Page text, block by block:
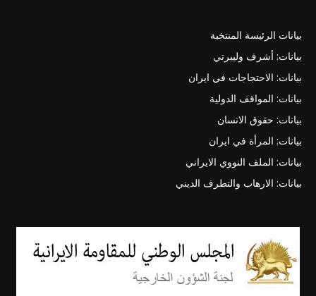
بيانات الرئيسة المنتخبة
بيانات: أشرف وليبرتي
بيانات: الاحتجاجات في ايران
بيانات: المواقف الدولية
بيانات: حقوق الانسان
بيانات: المرأة في ايران
بيانات: الملف النووي الايراني
بيانات: الارهاب والتطرف الديني